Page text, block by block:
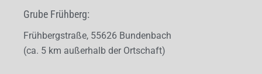
Grube Frühberg:
Frühbergstraße, 55626 Bundenbach
(ca. 5 km außerhalb der Ortschaft)